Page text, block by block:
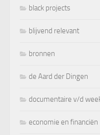
black projects
blijvend relevant
bronnen
de Aard der Dingen
documentaire v/d
economie en financiën